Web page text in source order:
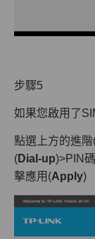
步驟5
如果您啟用了
點選上方的進階
(Dial-up)>PIN
擊應用(Apply)